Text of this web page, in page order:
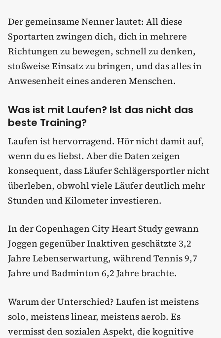
Der gemeinsame Nenner lautet: All diese
Sportarten zwingen dich, dich in mehrere
Richtungen zu bewegen, schnell zu denken,
stoßweise Einsatz zu bringen, und das alles in
Anwesenheit eines anderen Menschen.
Was ist mit Laufen? Ist das nicht das
beste Training?
Laufen ist hervorragend. Hör nicht damit auf,
wenn du es liebst. Aber die Daten zeigen
konsequent, dass Läufer Schlägersportler nicht
überleben, obwohl viele Läufer deutlich mehr
Stunden und Kilometer investieren.
In der Copenhagen City Heart Study gewann
Joggen gegenüber Inaktiven geschätzte 3,2
Jahre Lebenserwartung, während Tennis 9,7
Jahre und Badminton 6,2 Jahre brachte.
Warum der Unterschied? Laufen ist meistens
solo, meistens linear, meistens aerob. Es
vermisst den sozialen Aspekt, die kognitive